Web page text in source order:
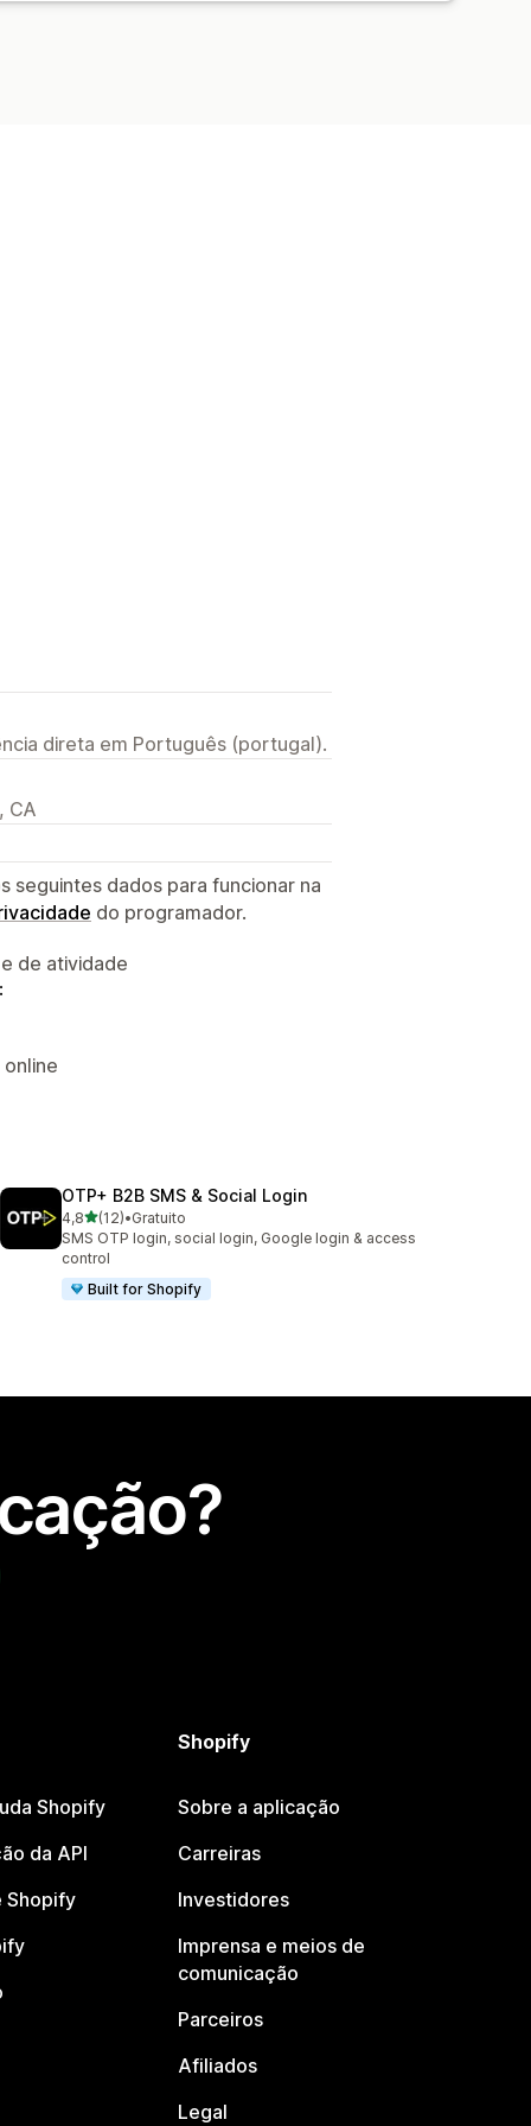
direta em Português (portugal).
CA
seguintes dados para funcionar na
do programador.
de atividade
OTP+ B2B SMS & Social Login
4,8de 5 estrelas
(12)
12 total de avaliações
•Gratuito
SMS OTP login, social login, Google login & access
control
Built for Shopify
Shopify
da API
Shopify
Shopify
Sobre a aplicação
Carreiras
Investidores
Imprensa e meios de
comunicação
Parceiros
Afiliados
Legal